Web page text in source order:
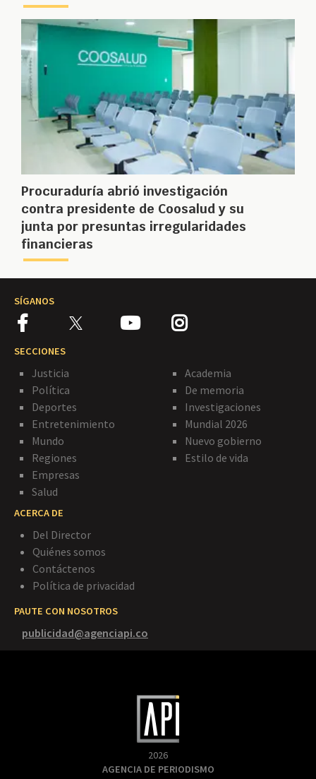
Procuraduría abrió investigación
contra presidente de Coosalud y su
junta por presuntas irregularidades
financieras
SÍGANOS
SECCIONES
Justicia
Política
Deportes
Entretenimiento
Mundo
Regiones
Empresas
Salud
Academia
De memoria
Investigaciones
Mundial 2026
Nuevo gobierno
Estilo de vida
ACERCA DE
Del Director
Quiénes somos
Contáctenos
Política de privacidad
PAUTE CON NOSOTROS
publicidad@agenciapi.co
2026
AGENCIA DE PERIODISMO